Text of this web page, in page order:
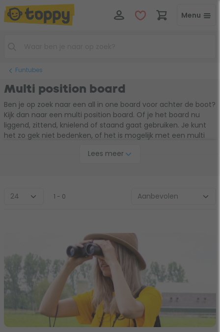
Menu
Funtubes
Multi position board
Ben je op zoek naar een all in one board voor achter de boot?
Kijk dan naar een multi position board. Of je het board nu
liggend, zittend, knielend of staand gaat gebruiken. Je kunt
het zo gek niet bedenken, of het is mogelijk met een multi
mogelijkheden en hoef je je nooit meer te vervelen op het
Lees meer
1 - 0